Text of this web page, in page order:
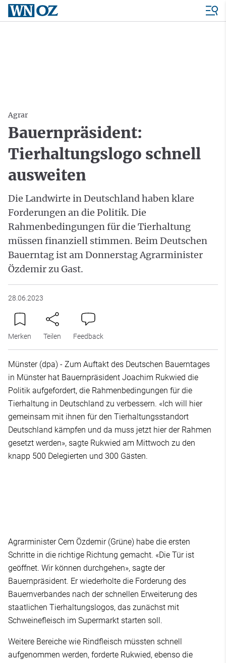
Agrar
Bauernpräsident:
Tierhaltungslogo schnell
ausweiten
Die Landwirte in Deutschland haben klare
Forderungen an die Politik. Die
Rahmenbedingungen für die Tierhaltung
müssen finanziell stimmen. Beim Deutschen
Bauerntag ist am Donnerstag Agrarminister
Özdemir zu Gast.
28.06.2023
Merken Teilen Feedback
Münster (dpa) - Zum Auftakt des Deutschen Bauerntages
in Münster hat Bauernpräsident Joachim Rukwied die
Politik aufgefordert, die Rahmenbedingungen für die
Tierhaltung in Deutschland zu verbessern. «Ich will hier
gemeinsam mit ihnen für den Tierhaltungsstandort
Deutschland kämpfen und da muss jetzt hier der Rahmen
gesetzt werden», sagte Rukwied am Mittwoch zu den
knapp 500 Delegierten und 300 Gästen.
Agrarminister Cem Özdemir (Grüne) habe die ersten
Schritte in die richtige Richtung gemacht. «Die Tür ist
geöffnet. Wir können durchgehen», sagte der
Bauernpräsident. Er wiederholte die Forderung des
Bauernverbandes nach der schnellen Erweiterung des
staatlichen Tierhaltungslogos, das zunächst mit
Schweinefleisch im Supermarkt starten soll.
Weitere Bereiche wie Rindfleisch müssten schnell
aufgenommen werden, forderte Rukwied, ebenso die